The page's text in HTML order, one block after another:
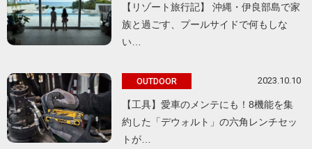
【リゾート旅行記】 沖縄・伊良部島で家
族と過ごす、プールサイドで何もしな
い…
OUTDOOR 2023.10.10
【工具】愛車のメンテにも！8機能を集
約した「デウォルト」の六角レンチセッ
トが…